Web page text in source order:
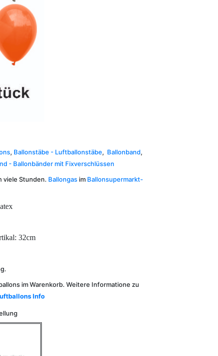
, Ballonstäbe - Luftballonstäbe, Ballonband,
- Ballonbänder mit Fixverschlüssen
viele Stunden. Ballongas im Ballonsupermarkt-
32cm
im Warenkorb. Weitere Informatione zu
Info